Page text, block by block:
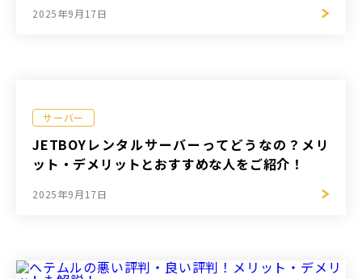
2025年9月17日
サーバー
JETBOYレンタルサーバーってどうなの？メリ
ット・デメリットとおすすめな人をご紹介！
2025年9月17日